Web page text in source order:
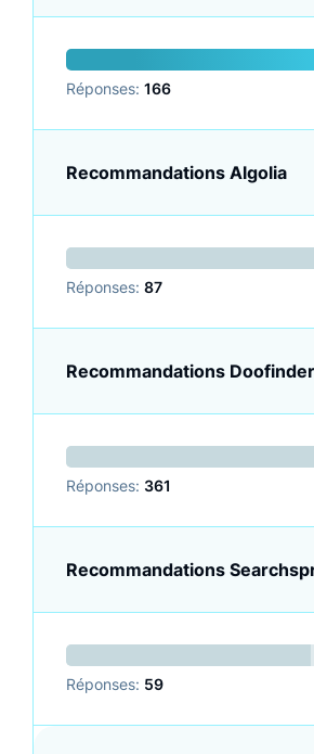
Réponses: 166
Recommandations Algolia
Réponses: 87
Recommandations Doofinder
Réponses: 361
Recommandations
Réponses: 59